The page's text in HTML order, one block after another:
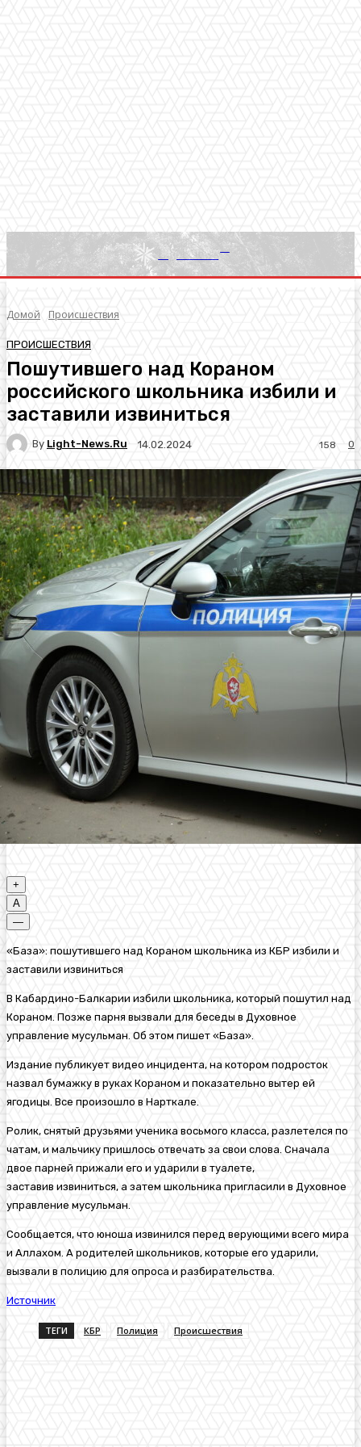
Light News
Домой Происшествия
ПРОИСШЕСТВИЯ
Пошутившего над Кораном
российского школьника избили и
заставили извиниться
By Light-News.ru 14.02.2024 0
158
+
A
—
«База»: пошутившего над Кораном школьника из КБР избили и
заставили извиниться
В Кабардино-Балкарии избили школьника, который пошутил над
Кораном. Позже парня вызвали для беседы в Духовное
управление мусульман. Об этом пишет «База».
Издание публикует видео инцидента, на котором подросток
назвал бумажку в руках Кораном и показательно вытер ей
ягодицы. Все произошло в Нарткале.
Ролик, снятый друзьями ученика восьмого класса, разлетелся по
чатам, и мальчику пришлось отвечать за свои слова. Сначала
двое парней прижали его и ударили в туалете,
заставив извиниться, а затем школьника пригласили в Духовное
управление мусульман.
Сообщается, что юноша извинился перед верующими всего мира
и Аллахом. А родителей школьников, которые его ударили,
вызвали в полицию для опроса и разбирательства.
Источник
ТЕГИ КБР Полиция Происшествия